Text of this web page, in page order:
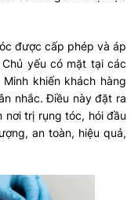
được cấp phép và áp
yếu có mặt tại các
khiến khách hàng
nhắc. Điều này đặt ra
trị rụng tóc, hói đầu
an toàn, hiệu quả,